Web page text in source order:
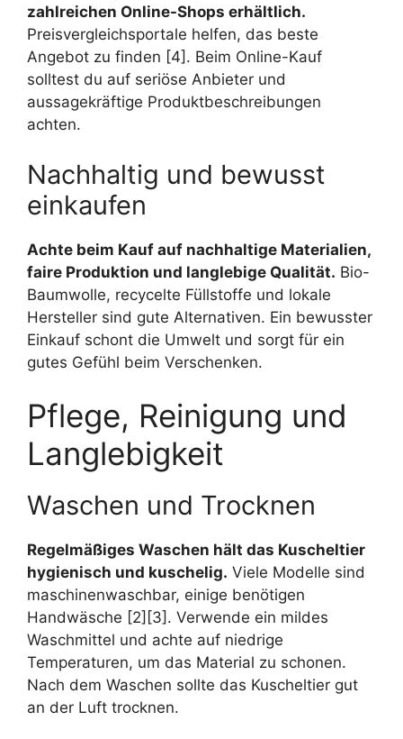
zahlreichen Online-Shops erhältlich.
Preisvergleichsportale helfen, das beste
Angebot zu finden [4]. Beim Online-Kauf
solltest du auf seriöse Anbieter und
aussagekräftige Produktbeschreibungen
achten.
Nachhaltig und bewusst
einkaufen
Achte beim Kauf auf nachhaltige Materialien,
faire Produktion und langlebige Qualität. Bio-
Baumwolle, recycelte Füllstoffe und lokale
Hersteller sind gute Alternativen. Ein bewusster
Einkauf schont die Umwelt und sorgt für ein
gutes Gefühl beim Verschenken.
Pflege, Reinigung und
Langlebigkeit
Waschen und Trocknen
Regelmäßiges Waschen hält das Kuscheltier
hygienisch und kuschelig. Viele Modelle sind
maschinenwaschbar, einige benötigen
Handwäsche [2][3]. Verwende ein mildes
Waschmittel und achte auf niedrige
Temperaturen, um das Material zu schonen.
Nach dem Waschen sollte das Kuscheltier gut
an der Luft trocknen.